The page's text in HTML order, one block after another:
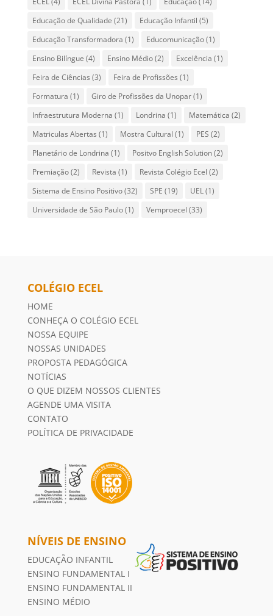
Educação de Qualidade (21) Educação Infantil (5)
Educação Transformadora (1) Educomunicação(1)
Ensino Bilíngue (4) Ensino Médio(2) Excelência (1)
Feira de Ciências (3) Feira de Profissões (1)
Formatura (1) Giro de Profissões da Unopar(1)
Infraestrutura Moderna (1) Londrina (1) Matemática (2)
Matriculas Abertas (1) Mostra Cultural (1) PES (2)
Planetário de Londrina (1) Positvo English Solution(2)
Premiação(2) Revista (1) Revista Colégio Ecel (2)
Sistema de Ensino Positivo(32) SPE (19) UEL(1)
Universidade de São Paulo(1) Vemproecel (33)
COLÉGIO ECEL
HOME
CONHEÇA O COLÉGIO ECEL
NOSSA EQUIPE
NOSSAS UNIDADES
PROPOSTA PEDAGÓGICA
NOTÍCIAS
O QUE DIZEM NOSSOS CLIENTES
AGENDE UMA VISITA
CONTATO
POLÍTICA DE PRIVACIDADE
NÍVEIS DE ENSINO
EDUCAÇÃO INFANTIL
ENSINO FUNDAMENTAL I
ENSINO FUNDAMENTAL II
ENSINO MÉDIO